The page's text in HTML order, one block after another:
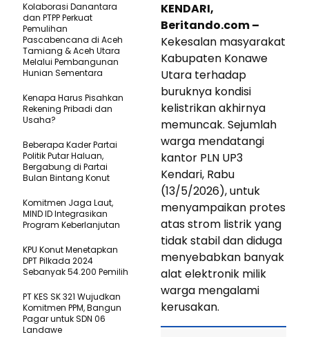
KENDARI,
Beritando.com –
Kekesalan masyarakat
Kabupaten Konawe
Utara terhadap
buruknya kondisi
kelistrikan akhirnya
memuncak. Sejumlah
warga mendatangi
kantor PLN UP3
Kendari, Rabu
(13/5/2026), untuk
menyampaikan protes
atas strom listrik yang
tidak stabil dan diduga
menyebabkan banyak
alat elektronik milik
warga mengalami
kerusakan.
Kolaborasi Danantara
dan PTPP Perkuat
Pemulihan
Pascabencana di Aceh
Tamiang & Aceh Utara
Melalui Pembangunan
Hunian Sementara
Kenapa Harus Pisahkan
Rekening Pribadi dan
Usaha?
Beberapa Kader Partai
Politik Putar Haluan,
Bergabung di Partai
Bulan Bintang Konut
Komitmen Jaga Laut,
MIND ID Integrasikan
Program Keberlanjutan
KPU Konut Menetapkan
DPT Pilkada 2024
Sebanyak 54.200 Pemilih
PT KES SK 321 Wujudkan
Komitmen PPM, Bangun
Pagar untuk SDN 06
Landawe